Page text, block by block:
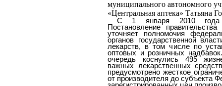
муниципального автономного
«Центральная аптека» Татьяна
С 1 января 2010 года
Постановление
уточняет полномочия
органов государственной
лекарств, в том числе по
оптовых и розничных
очередь коснулись 495
важных лекарственных
предусмотрено жесткое
от производителя до субъекта